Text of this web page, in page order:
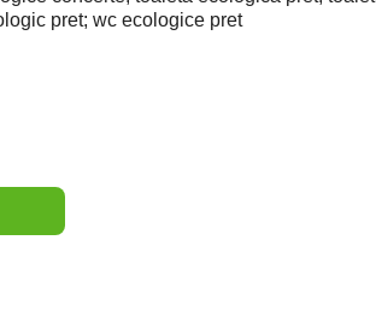
pret; wc ecologice pret